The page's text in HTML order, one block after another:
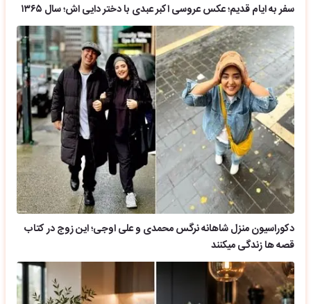
سفر به ایام قدیم؛ عکس عروسی اکبر عبدی با دختر دایی اش؛ سال ۱۳۶۵
دکوراسیون منزل شاهانه نرگس محمدی و علی اوجی؛ این زوج در کتاب
قصه ها زندگی میکنند